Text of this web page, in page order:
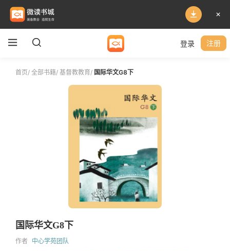
登录 注册
首页/ 全部书籍/ 基督教教育/ 国际华文G8下
国际华文G8下
作者 中心学苑团队